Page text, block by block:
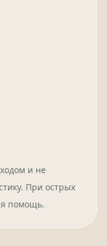
и не
При острых
помощь.